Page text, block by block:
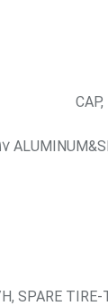
SPARE